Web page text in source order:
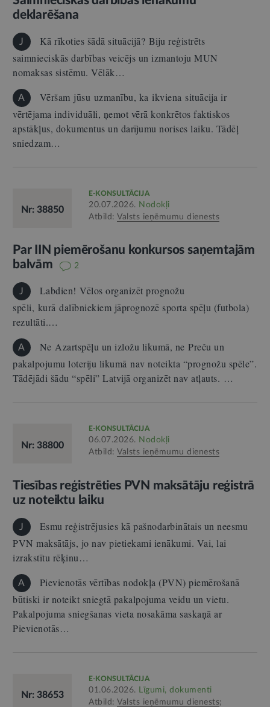
deklarēšana
J
Kā rīkoties šādā situācijā? Biju reģistrēts
saimnieciskās darbības veicējs un izmantoju MUN
nomaksas sistēmu. Vēlāk…
A
Vēršam jūsu uzmanību, ka ikviena situācija ir
vērtējama individuāli, ņemot vērā konkrētos faktiskos
apstākļus, dokumentus un darījumu norises laiku. Tādēļ
sniedzam…
Nr: 38850
E-KONSULTĀCIJA
20.07.2026. Nodokļi
Atbild: Valsts ieņēmumu dienests
Par IIN piemērošanu konkursos saņemtajām
balvām
2
J
Labdien! Vēlos organizēt prognožu
spēli, kurā dalībniekiem jāprognozē sporta spēļu (futbola)
rezultāti.…
A
Ne Azartspēļu un izložu likumā, ne Preču un
pakalpojumu loteriju likumā nav noteikta “prognožu spēle”.
Tādējādi šādu “spēli” Latvijā organizēt nav atļauts. …
Nr: 38800
E-KONSULTĀCIJA
06.07.2026. Nodokļi
Atbild: Valsts ieņēmumu dienests
Tiesības reģistrēties PVN maksātāju reģistrā
uz noteiktu laiku
J
Esmu reģistrējusies kā pašnodarbinātais un neesmu
PVN maksātājs, jo nav pietiekami ienākumi. Vai, lai
izrakstītu rēķinu…
A
Pievienotās vērtības nodokļa (PVN) piemērošanā
būtiski ir noteikt sniegtā pakalpojuma veidu un vietu.
Pakalpojuma sniegšanas vieta nosakāma saskaņā ar
Pievienotās…
Nr: 38653
E-KONSULTĀCIJA
01.06.2026.
Līgumi, dokumenti
Atbild: Valsts ieņēmumu dienests;